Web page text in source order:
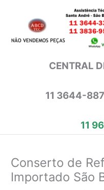
conteúdo
CENTRAL
11 3644-
11
Conserto de
Importado São